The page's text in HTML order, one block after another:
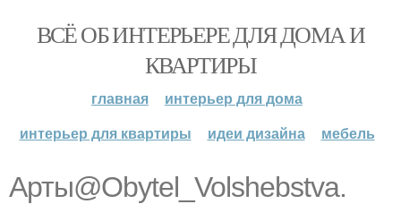
ВСЁ ОБ ИНТЕРЬЕРЕ ДЛЯ ДОМА И
КВАРТИРЫ
главная
интерьер для дома
интерьер для квартиры
идеи дизайна мебель
Арты@Obytel_Volshebstva.